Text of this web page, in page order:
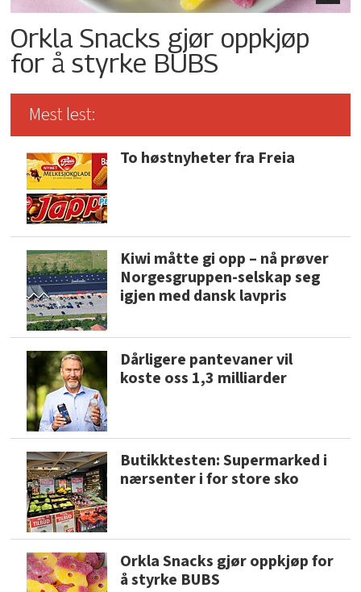
Orkla Snacks gjør oppkjøp
for å styrke BUBS
Mest lest:
To høstnyheter fra Freia
Kiwi måtte gi opp – nå prøver
Norgesgruppen-selskap seg
igjen med dansk lavpris
Dårligere pantevaner vil
koste oss 1,3 milliarder
Butikktesten: Supermarked i
nærsenter i for store sko
Orkla Snacks gjør oppkjøp for
å styrke BUBS